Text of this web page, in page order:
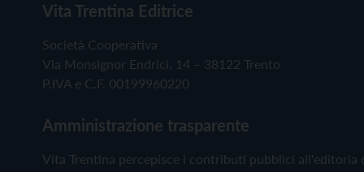
Vita Trentina Editrice
Società Cooperativa
Via Monsignor Endrici, 14 – 38122 Trento
P.IVA e C.F. 00199960220
Amministrazione trasparente
Vita Trentina percepisce i contributi pubblici all'editoria